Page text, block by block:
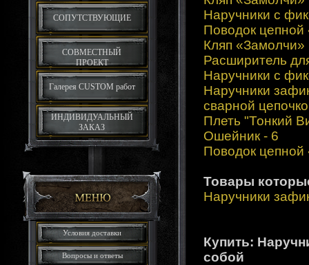
СОПУТСТВУЮЩИЕ
СОВМЕСТНЫЙ
ПРОЕКТ
Галерея CUSTOM работ
ИНДИВИДУАЛЬНЫЙ
ЗАКАЗ
Условия доставки
Вопросы и ответы
Наручники с
Поводок
Кляп
Расширитель
Наручники с
Наручники
сварной
Плеть "Тонкий
Ошейник - 6
Поводок
Товары
Наручники
Купить:
собой